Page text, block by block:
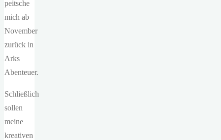
peitsche
mich ab
November
zurück in
Arks
Abenteuer.
Schließlich
sollen
meine
kreativen